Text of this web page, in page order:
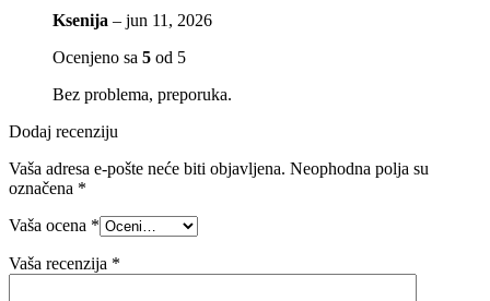
Ksenija – jun 11, 2026
Ocenjeno sa 5 od 5
Bez problema, preporuka.
Dodaj recenziju
Vaša adresa e-pošte neće biti objavljena. Neophodna polja su
označena *
Vaša ocena *
Vaša recenzija *